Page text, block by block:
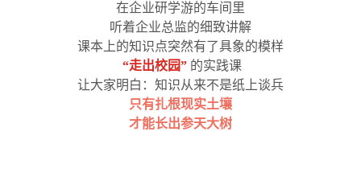
在企业研学游的车间里
听着企业总监的细致讲解
课本上的知识点突然有了具象的模样
“走出校园” 的实践课
让大家明白：知识从来不是纸上谈兵
只有扎根现实土壤
才能长出参天大树